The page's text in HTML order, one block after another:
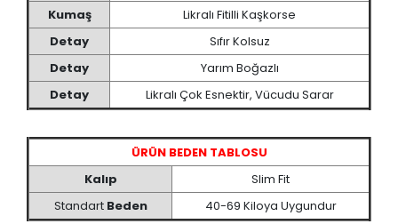
Kumaş
Likralı Fitilli Kaşkorse
Detay
Sıfır Kolsuz
Detay
Yarım Boğazlı
Detay
Likralı Çok Esnektir, Vücudu Sarar
ÜRÜN BEDEN TABLOSU
Kalıp
Slim Fit
Standart Beden 40-69 Kiloya Uygundur